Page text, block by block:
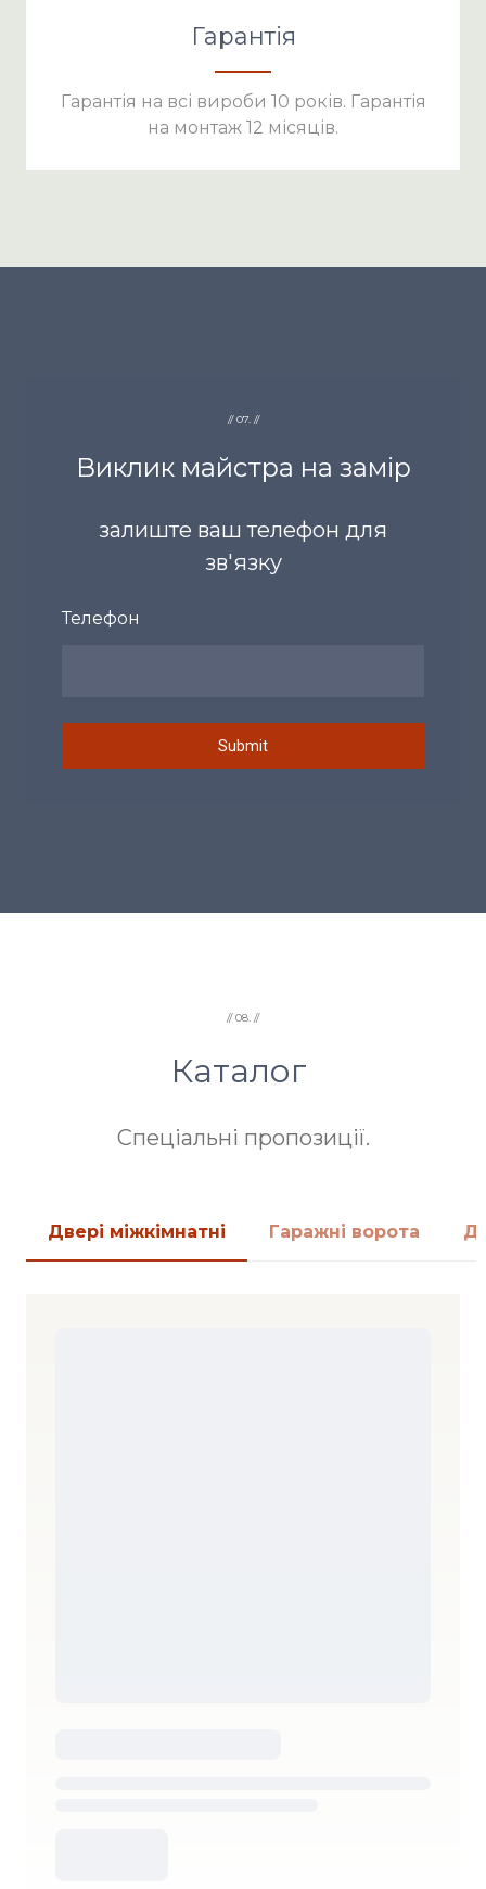
Гарантія
Гарантія на всі вироби 10 років. Гарантія
на монтаж 12 місяців.
// 07. //
Виклик майстра на замір
залиште ваш телефон для
зв'язку
Телефон
Submit
// 08. //
Каталог
Спеціальні пропозиції.
Двері міжкімнатні Гаражні ворота